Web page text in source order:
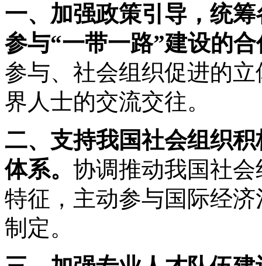
一、加强政策引导，统
参与“一带一路”建设的
参与、社会组织促进的
界人士的交流交往。
二、支持我国社会组织
体系。 协调推动我国社
特征，主动参与国际经
制定。